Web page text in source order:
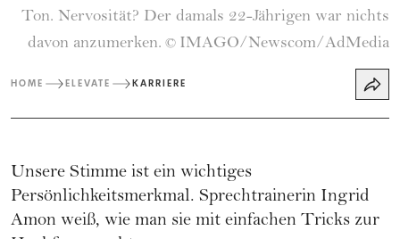
Ton. Nervosität? Der damals 22-Jährigen war nichts
davon anzumerken. © IMAGO/Newscom/AdMedia
HOME ELEVATE KARRIERE
Unsere Stimme ist ein wichtiges
Persönlichkeitsmerkmal. Sprechtrainerin Ingrid
Amon weiß, wie man sie mit einfachen Tricks zur